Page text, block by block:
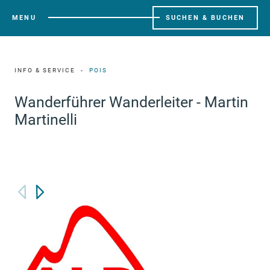
MENU SUCHEN & BUCHEN
INFO & SERVICE POIS
Wanderführer Wanderleiter - Martin
Martinelli